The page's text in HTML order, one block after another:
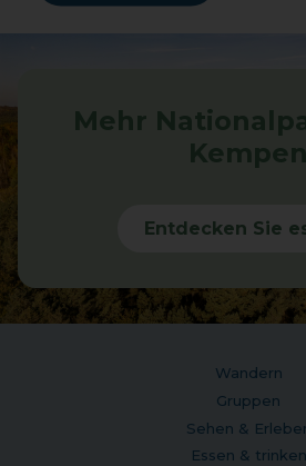
Mehr
Kempen
Entdecken Sie
Wandern
Gruppen
Sehen &
Essen & trinken